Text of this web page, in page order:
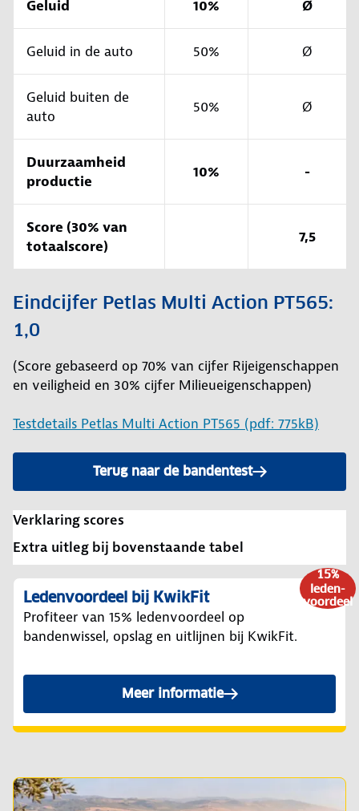
Geluid 10% Ø
Geluid in de auto 50% Ø
Geluid buiten de
auto
50% Ø
Duurzaamheid
productie
10% -
Score (30% van
totaalscore)
7,5
Eindcijfer Petlas Multi Action PT565:
1,0
(Score gebaseerd op 70% van cijfer Rijeigenschappen
en veiligheid en 30% cijfer Milieueigenschappen)
Testdetails Petlas Multi Action PT565 (pdf: 775kB)
Terug naar de bandentest
Verklaring scores
Extra uitleg bij bovenstaande tabel
15%
leden-
voordeel
Ledenvoordeel bij KwikFit
Profiteer van 15% ledenvoordeel op
bandenwissel, opslag en uitlijnen bij KwikFit.
Meer informatie